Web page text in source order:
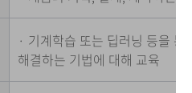
· 기계학습 또는 딥러닝 등을
해결하는 기법에 대해 교육